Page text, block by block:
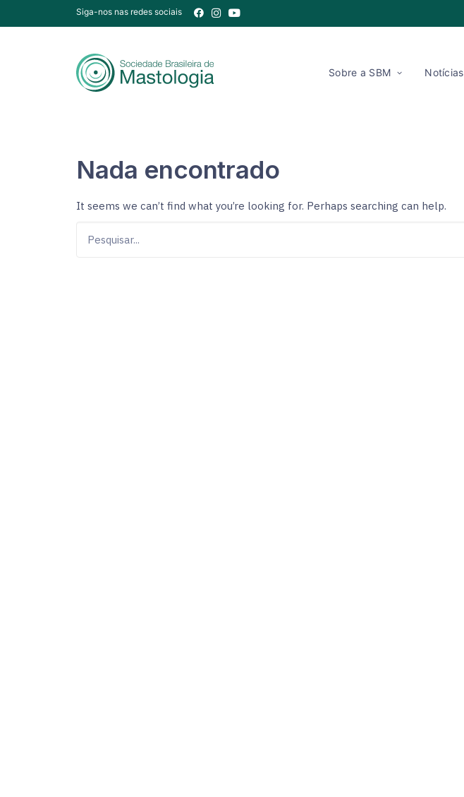
Siga-nos nas redes sociais
Sobre a SBM Notícias
Nada encontrado
It seems we can’t find what you’re looking for. Perhaps searching can help.